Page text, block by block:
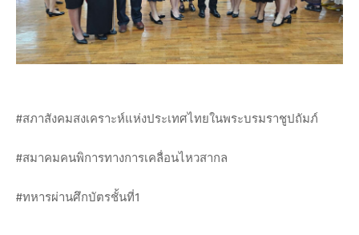
#สภาสังคมสงเคราะห์แห่งประเทศไทยในพระบรมราชูปถัมภ์
#สมาคมคนพิการทางการเคลื่อนไหวสากล
#ทหารผ่านศึกบัตรชั้นที่1